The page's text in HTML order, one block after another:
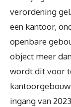
verordening
een kantoor,
openbare
object meer
wordt dit voor
ingang van